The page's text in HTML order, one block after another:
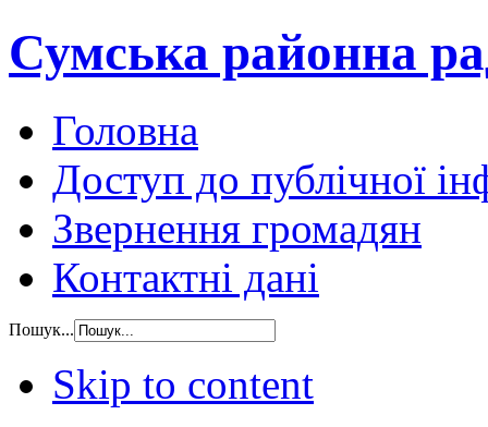
Сумська районна
Головна
Доступ до публічної
Звернення громадян
Контактні дані
Пошук...
Skip to content